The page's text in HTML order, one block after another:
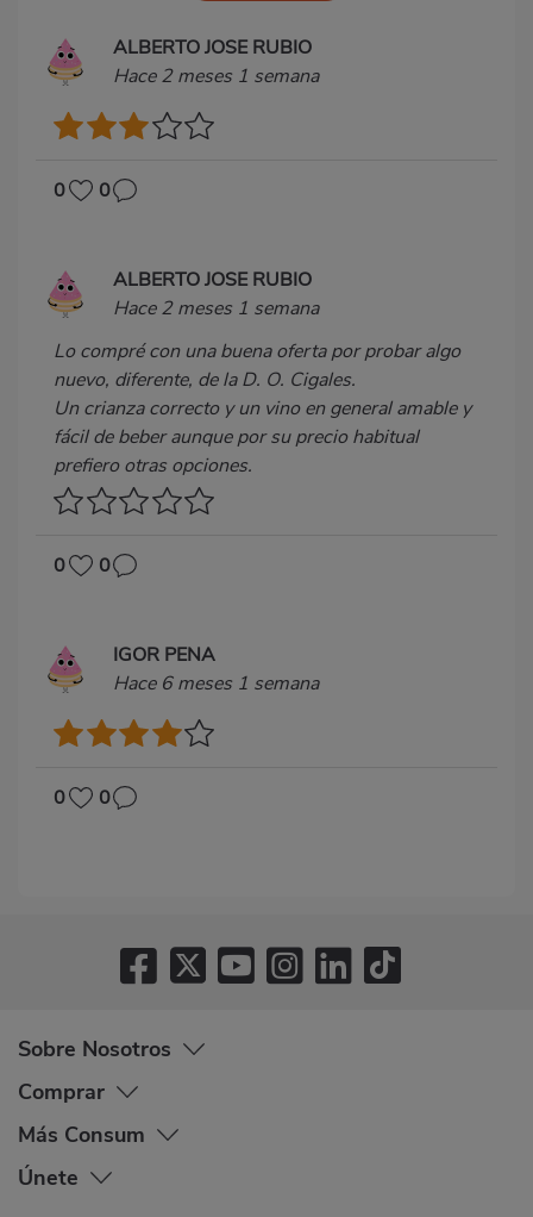
ALBERTO JOSE RUBIO
Hace 2 meses 1 semana
0 0
ALBERTO JOSE RUBIO
Hace 2 meses 1 semana
Lo compré con una buena oferta por probar algo
nuevo, diferente, de la D. O. Cigales.
Un crianza correcto y un vino en general amable y
fácil de beber aunque por su precio habitual
prefiero otras opciones.
0 0
IGOR PENA
Hace 6 meses 1 semana
0 0
Sobre Nosotros
Comprar
Más Consum
Únete